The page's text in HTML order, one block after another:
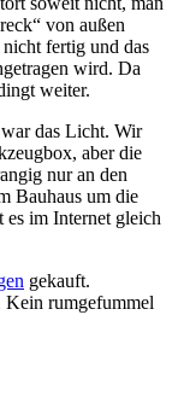
von außen
fertig und das
wird. Da
weiter.
das Licht. Wir
aber die
nur an den
Bauhaus um die
es im Internet gleich
gekauft.
Kein rumgefummel